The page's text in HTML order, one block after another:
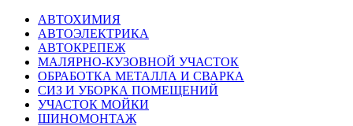
АВТОХИМИЯ
АВТОЭЛЕКТРИКА
АВТОКРЕПЕЖ
МАЛЯРНО-КУЗОВНОЙ УЧАСТОК
ОБРАБОТКА МЕТАЛЛА И СВАРКА
СИЗ И УБОРКА ПОМЕЩЕНИЙ
УЧАСТОК МОЙКИ
ШИНОМОНТАЖ